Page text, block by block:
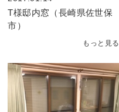
T様邸内窓（長崎県佐世保
市）
もっと見る